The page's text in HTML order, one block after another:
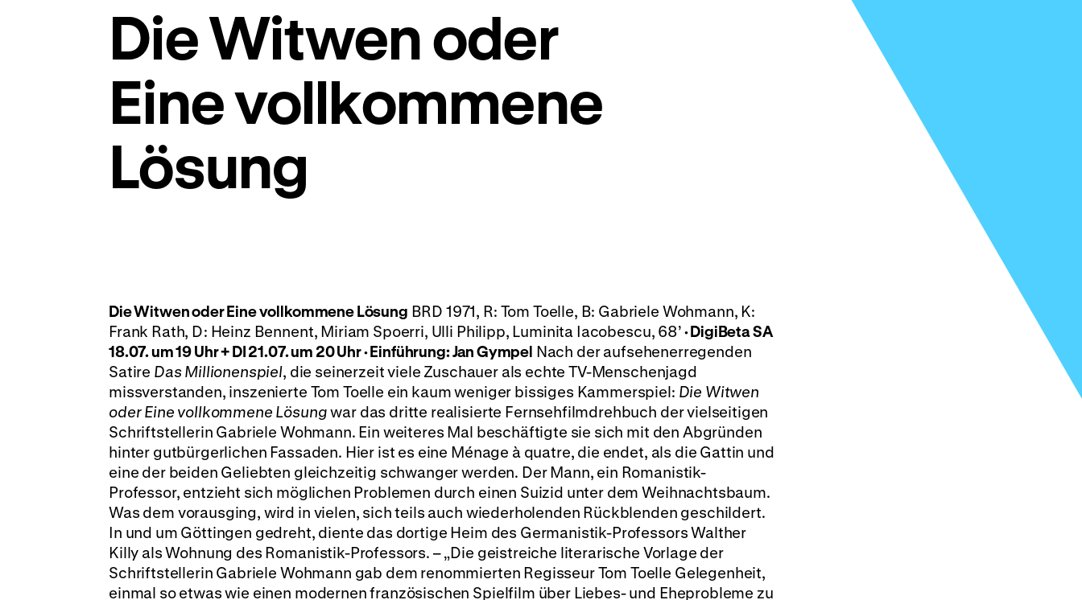
Die Witwen oder
Eine vollkommene
Lösung
Die Witwen oder Eine vollkommene Lösung BRD 1971, R: Tom Toelle, B: Gabriele Wohmann, K:
Frank Rath, D: Heinz Bennent, Miriam Spoerri, Ulli Philipp, Luminita Iacobescu, 68’·DigiBetaSA
18.07. um 19 Uhr + DI 21.07. um 20 Uhr·Einführung: Jan Gympel Nach der aufsehenerregenden
Satire Das Millionenspiel, die seinerzeit viele Zuschauer als echte TV-Menschenjagd
missverstanden, inszenierte Tom Toelle ein kaum weniger bissiges Kammerspiel: Die Witwen
oder Eine vollkommene Lösungwar das dritte realisierte Fernsehfilmdrehbuch der vielseitigen
Schriftstellerin Gabriele Wohmann. Ein weiteres Mal beschäftigte sie sich mit den Abgründen
hinter gutbürgerlichen Fassaden. Hier ist es eine Ménage à quatre, die endet, als die Gattin und
eine der beiden Geliebten gleichzeitig schwanger werden. Der Mann, ein Romanistik-
Professor, entzieht sich möglichen Problemen durch einen Suizid unter dem Weihnachtsbaum.
Was dem vorausging, wird in vielen, sich teils auch wiederholenden Rückblenden geschildert.
In und um Göttingen gedreht, diente das dortige Heim des Germanistik-Professors Walther
Killy als Wohnung des Romanistik-Professors. – „Die geistreiche literarische Vorlage der
Schriftstellerin Gabriele Wohmann gab dem renommierten Regisseur Tom Toelle Gelegenheit,
einmal so etwas wie einen modernen französischen Spielfilm über Liebes- und Eheprobleme zu